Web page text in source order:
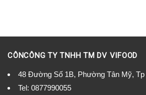
CÔNCÔNG TY TNHH TM DV VIFOOD
48 Đường Số 1B, Phường Tân Mỹ, Tp
Tel: 0877990055